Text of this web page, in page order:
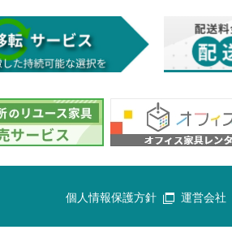
個人情報保護方針 運営会社